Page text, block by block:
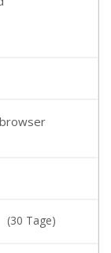
(30 Tage)